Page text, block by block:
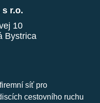
s r.o.
10
Bystrica
síť pro
cestovního ruchu